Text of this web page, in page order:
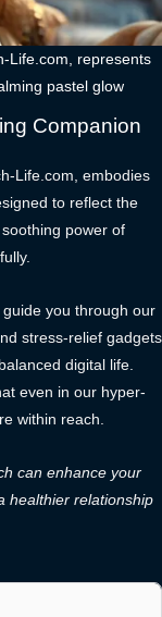
Life.com, represents
pastel glow
Companion
Life.com, embodies
to reflect the
power of
you through our
stress-relief gadgets
digital life.
even in our hyper-
within reach.
can enhance your
healthier relationship